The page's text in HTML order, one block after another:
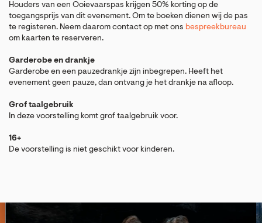
Houders van een Ooievaarspas krijgen 50% korting op de
toegangsprijs van dit evenement. Om te boeken dienen wij de pas
te registeren. Neem daarom contact op met ons bespreekbureau
om kaarten te reserveren.
Garderobe en drankje
Garderobe en een pauzedrankje zijn inbegrepen. Heeft het
evenement geen pauze, dan ontvang je het drankje na afloop.
Grof taalgebruik
In deze voorstelling komt grof taalgebruik voor.
16+
De voorstelling is niet geschikt voor kinderen.